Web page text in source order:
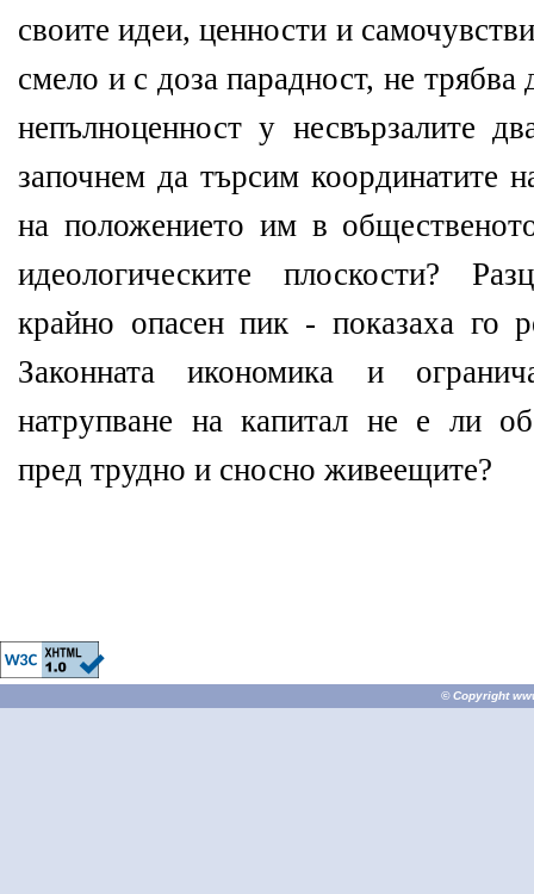
своите идеи, ценности и
смело и с доза парадност, не трябва
непълноценност у несвързалите
започнем да търсим координатите
на положението им в
идеологическите плоскости?
крайно опасен пик - показаха го
Законната икономика и
натрупване на капитал не е ли
пред трудно и сносно живеещите?
© Copyright